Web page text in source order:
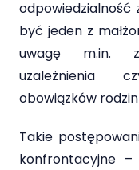
odpowiedzialność
być jeden z
uwagę m.in.
uzależnienia
obowiązków
Takie
konfrontacyjne –